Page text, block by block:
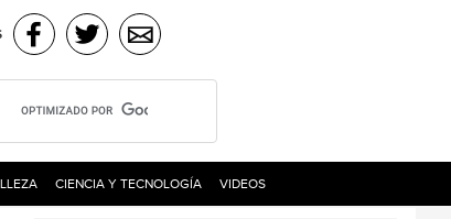
CIENCIA Y TECNOLOGÍA VIDEOS